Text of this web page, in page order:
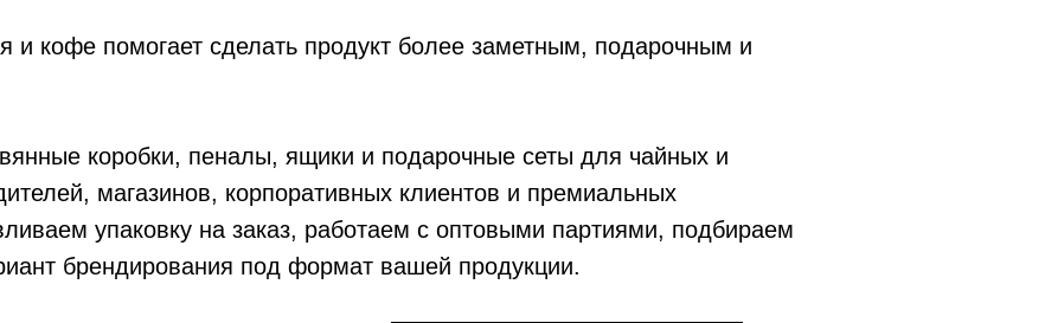
и кофе помогает сделать продукт более заметным, подарочным и
коробки, пеналы, ящики и подарочные сеты для чайных и
магазинов, корпоративных клиентов и премиальных
упаковку на заказ, работаем с оптовыми партиями, подбираем
брендирования под формат вашей продукции.